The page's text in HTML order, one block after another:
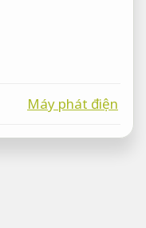
Máy phát điện